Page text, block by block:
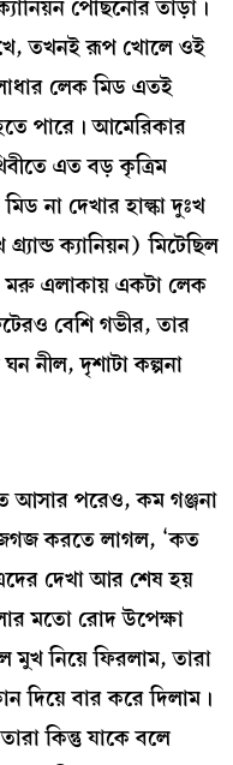
পৌঁছনোর তাড়া।
তখনই রূপ খোলে ওই
লেক মিড এতই
পারে। আমেরিকার
এত বড় কৃত্রিম
না দেখার হাল্কা দুঃখ
ক্যানিয়ন) মিটেছিল
মরু এলাকায় একটা লেক
বেশি গভীর, তার
দৃশাটা কল্পনা
আসার পরেও, কম গঞ্জনা
করতে লাগল, ‘কত
দেখা আর শেষ হয়
মতো রোদ উপেক্ষা
মুখ নিয়ে ফিরলাম, তারা
বার করে দিলাম।
কিন্তু যাকে বলে